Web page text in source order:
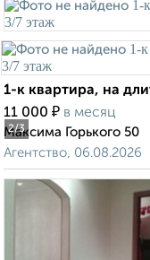
2/3
1-к квартира, на
11 000 ₽ в месяц
Максима Горького 50
Агентство, 06.08.2026